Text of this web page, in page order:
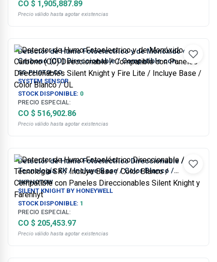
CO $ 1,905,887.89
Precio válido hasta agotar existencias
Detector de Humo Fotoelectrico y de Monóxido de
Carbono (CO) Direccionable / Compatible con
Paneles Direccionables Silent Knight y Fire Lite /
Incluye Base / Color Blanco / UL
SS-PHOTO-CO
SYSTEM SENSOR
STOCK DISPONIBLE: 0
PRECIO ESPECIAL:
CO $ 516,902.86
Precio válido hasta agotar existencias
Detector de Humo Fotoeléctrico Direccionable /
Tecnología SK / Incluye Base / Color Blanco /
Compatible con Paneles Direccionables Silent
Knight y Farenhyt
SKPHOTOW
SILENT KNIGHT BY HONEYWELL
STOCK DISPONIBLE: 1
PRECIO ESPECIAL:
CO $ 205,453.97
Precio válido hasta agotar existencias